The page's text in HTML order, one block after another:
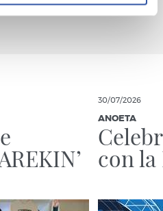
30/07/2026
ANOETA
con la